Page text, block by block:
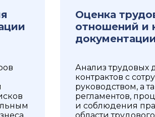
Оценка
отношений и
Анализ трудовых
контрактов с
руководством, а
регламентов,
и соблюдения